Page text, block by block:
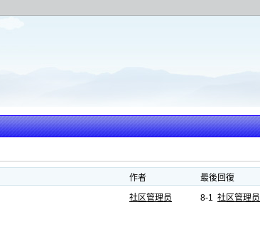
作者
最後回復
社区管理员 8-1 社区管理员